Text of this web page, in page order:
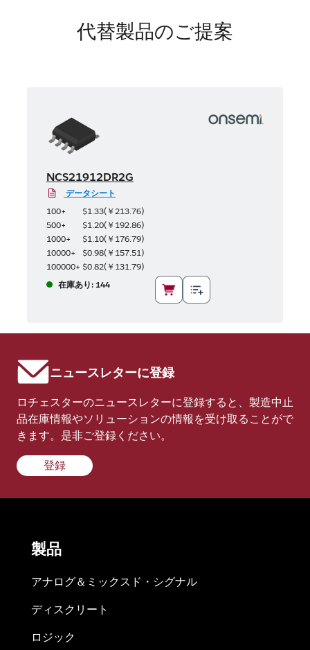
代替製品のご提案
NCS21912DR2G
データシート
100+
$1.33(￥213.76)
500+
$1.20(￥192.86)
1000+
$1.10(￥176.79)
10000+
$0.98(￥157.51)
100000+ $0.82(￥131.79)
在庫あり: 144
ニュースレターに登録
ロチェスターのニュースレターに登録すると、製造中止
品在庫情報やソリューションの情報を受け取ることがで
きます。是非ご登録ください。
登録
製品
アナログ＆ミックスド・シグナル
ディスクリート
ロジック